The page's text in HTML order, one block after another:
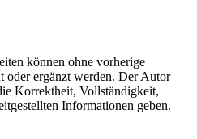
können ohne vorherige
oder ergänzt werden. Der Autor
Korrektheit, Vollständigkeit,
Informationen geben.